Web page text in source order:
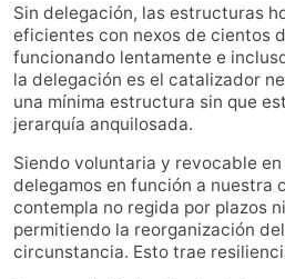
Sin delegación, las estructuras
eficientes con nexos de cientos
funcionando lentamente e
la delegación es el catalizador
una mínima estructura sin que
jerarquía anquilosada.
Siendo voluntaria y revocable
delegamos en función a nuestra
contempla no regida por plazos
permitiendo la reorganización
circunstancia. Esto trae